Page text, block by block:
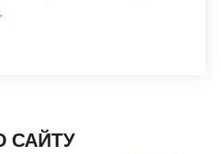
.
САЙТУ